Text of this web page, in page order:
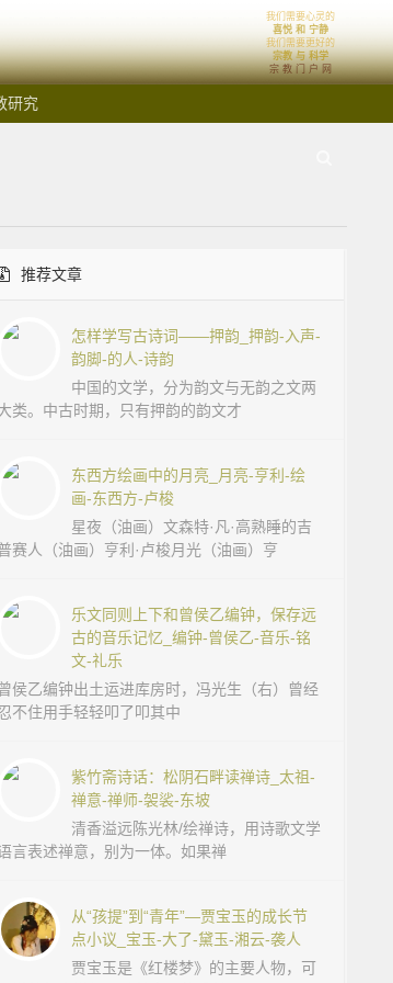
我们需要心灵的
喜悦 和 宁静
我们需要更好的
宗教 与 科学
宗 教 门 户 网
研究
推荐文章
怎样学写古诗词——押韵_押韵-入声-
韵脚-的人-诗韵
中国的文学，分为韵文与无韵之文两
类。中古时期，只有押韵的韵文才
东西方绘画中的月亮_月亮-亨利-绘
画-东西方-卢梭
星夜（油画）文森特·凡·高熟睡的吉
赛人（油画）亨利·卢梭月光（油画）亨
乐文同则上下和曾侯乙编钟，保存远
古的音乐记忆_编钟-曾侯乙-音乐-铭
文-礼乐
曾侯乙编钟出土运进库房时，冯光生（右）曾经
不住用手轻轻叩了叩其中
紫竹斋诗话：松阴石畔读禅诗_太祖-
禅意-禅师-袈裟-东坡
清香溢远陈光林/绘禅诗，用诗歌文学
言表述禅意，别为一体。如果禅
从“孩提”到“青年”—贾宝玉的成长节
点小议_宝玉-大了-黛玉-湘云-袭人
贾宝玉是《红楼梦》的主要人物，可